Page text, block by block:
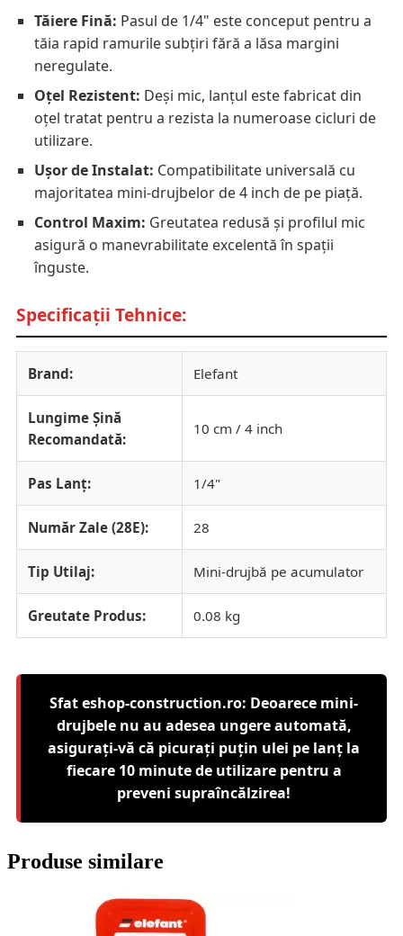
Tăiere Fină: Pasul de 1/4" este conceput pentru a
tăia rapid ramurile subțiri fără a lăsa margini
neregulate.
Oțel Rezistent: Deși mic, lanțul este fabricat din
oțel tratat pentru a rezista la numeroase cicluri de
utilizare.
Ușor de Instalat: Compatibilitate universală cu
majoritatea mini-drujbelor de 4 inch de pe piață.
Control Maxim: Greutatea redusă și profilul mic
asigură o manevrabilitate excelentă în spații
înguste.
Specificații Tehnice:
Brand: Elefant
Lungime Șină
Recomandată:
10 cm / 4 inch
Pas Lanț: 1/4"
Număr Zale (28E): 28
Tip Utilaj: Mini-drujbă pe acumulator
Greutate Produs: 0.08 kg
Sfat eshop-construction.ro: Deoarece mini-
drujbele nu au adesea ungere automată,
asigurați-vă că picurați puțin ulei pe lanț la
fiecare 10 minute de utilizare pentru a
preveni supraîncălzirea!
Produse similare